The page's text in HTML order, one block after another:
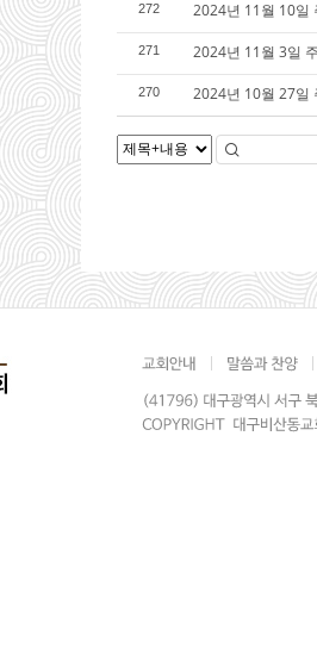
272 2024년 11월 10일
271 2024년 11월 3일
270 2024년 10월 27일